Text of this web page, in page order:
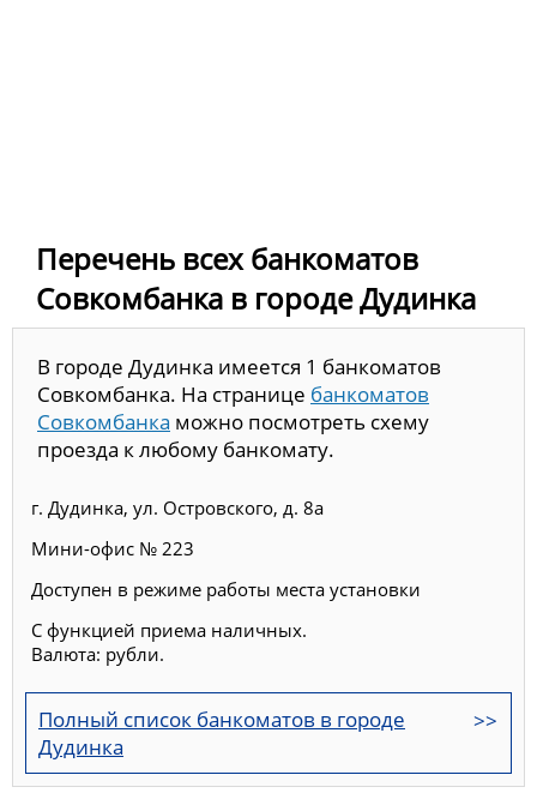
Перечень всех банкоматов
Совкомбанка в городе Дудинка
В городе Дудинка имеется 1 банкоматов
Совкомбанка. На странице банкоматов
Совкомбанка можно посмотреть схему
проезда к любому банкомату.
г. Дудинка, ул. Островского, д. 8а
Мини-офис № 223
Доступен в режиме работы места установки
С функцией приема наличных.
Валюта: рубли.
Полный список банкоматов в городе
Дудинка